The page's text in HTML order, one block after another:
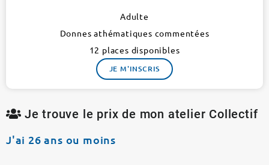
Adulte
Donnes athématiques commentées
12 places disponibles
JE M'INSCRIS
Je trouve le prix de mon atelier Collectif
J'ai 26 ans ou moins